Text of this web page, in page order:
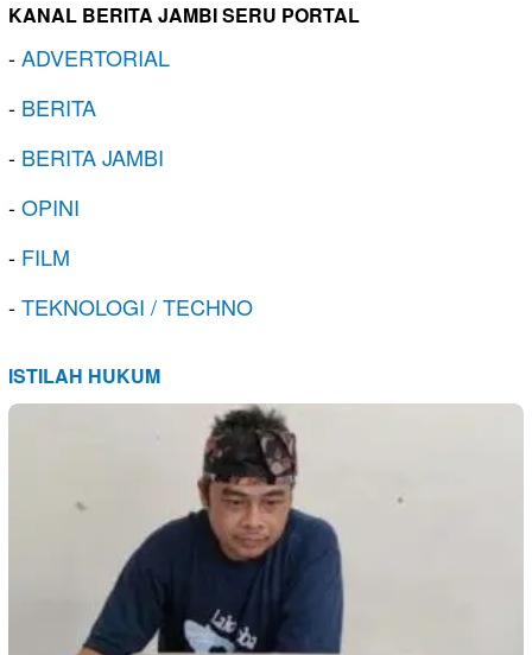
KANAL BERITA JAMBI SERU PORTAL
-ADVERTORIAL
- BERITA
- BERITA JAMBI
-OPINI
- FILM
-TEKNOLOGI / TECHNO
ISTILAH HUKUM